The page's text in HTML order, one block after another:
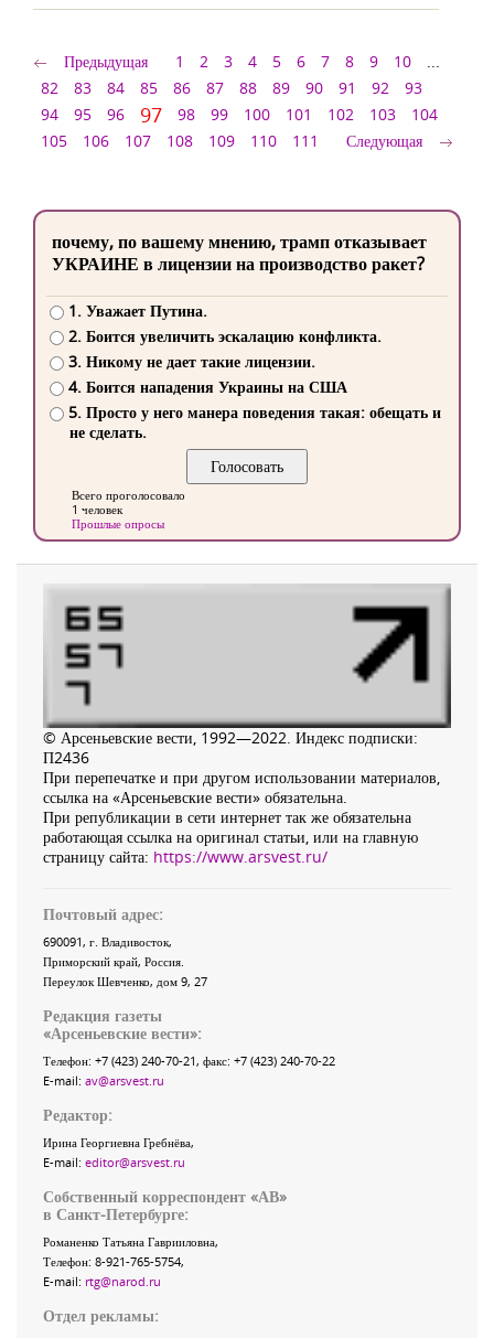
Предыдущая 1 2 3 4 5 6 7 8 9 10
...
82
83 84 85 86 87 88 89 90 91 92
93
94
95 96 97 98 99 100 101 102 103
104
105
106 107 108 109 110 111 Следующая
почему, по вашему мнению, трамп отказывает
УКРАИНЕ в лицензии на производство ракет?
1. Уважает Путина.
2. Боится увеличить эскалацию конфликта.
3. Никому не дает такие лицензии.
4. Боится нападения Украины на США
5. Просто у него манера поведения такая: обещать и
не сделать.
Всего проголосовало
1 человек
Прошлые опросы
© Арсеньевские вести, 1992—2022. Индекс подписки:
П2436
При перепечатке и при другом использовании материалов,
ссылка на «Арсеньевские вести» обязательна.
При републикации в сети интернет так же обязательна
работающая ссылка на оригинал статьи, или на главную
страницу сайта: https://www.arsvest.ru/
Почтовый адрес:
690091, г. Владивосток,
Приморский край, Россия
Переулок Шевченко, дом 9, 27
Редакция газеты
«Арсеньевские вести»:
Телефон: +7 (423) 240-70-21, факс: +7 (423) 240-70-22
E-mail: av@arsvest.ru
Редактор:
Ирина Георгиевна Гребнёва,
E-mail: editor@arsvest.ru
Собственный корреспондент «АВ»
в Санкт-Петербурге:
Романенко Татьяна Гаврииловна,
Телефон: 8-921-765-5754,
E-mail: rtg@narod.ru
Отдел рекламы: